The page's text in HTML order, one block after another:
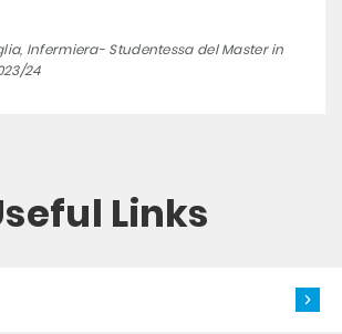
Infermiera- Studentessa del Master in
24
Links